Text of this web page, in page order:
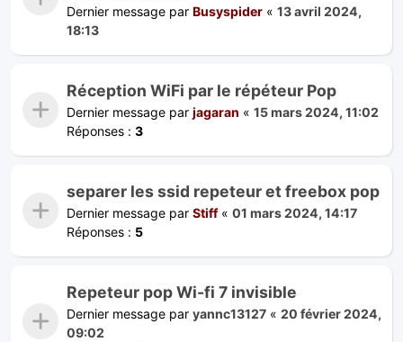
Dernier message par Busyspider « 13 avril 2024,
18:13
Réception WiFi par le répéteur Pop
Dernier message par jagaran « 15 mars 2024, 11:02
Réponses : 3
separer les ssid repeteur et freebox pop
Dernier message par Stiff« 01 mars 2024, 14:17
Réponses : 5
Repeteur pop Wi-fi 7 invisible
Dernier message par yannc13127 « 20 février 2024,
09:02